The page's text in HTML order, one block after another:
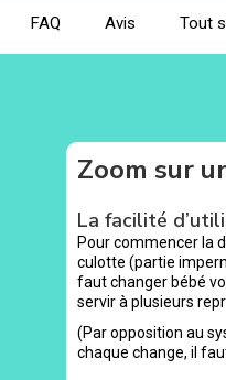
FAQ Avis Tout
Zoom sur
La facilité
Pour commencer la
culotte (partie
faut changer bébé
servir à plusieurs
(Par opposition au
chaque change, il